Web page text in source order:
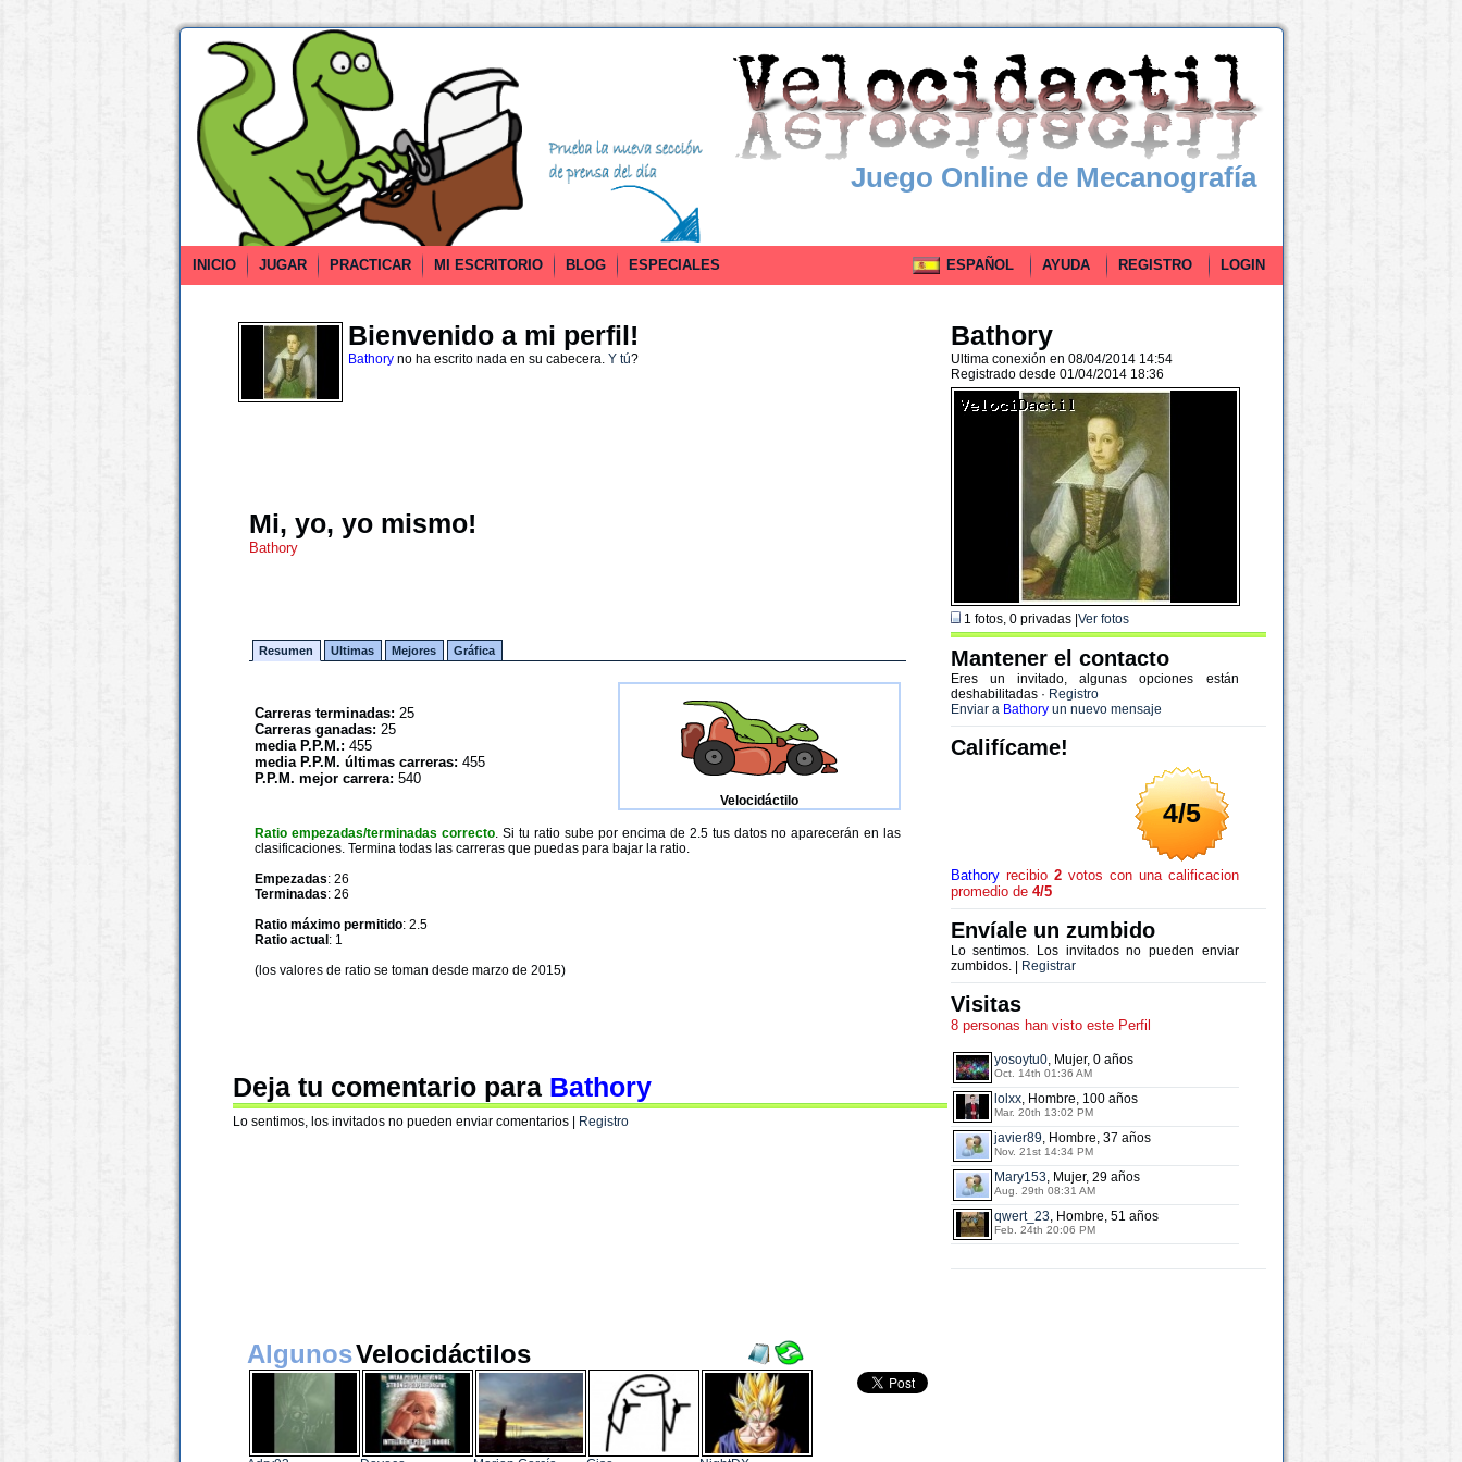
Juego Online de Mecanografía
INICIO JUGAR PRACTICAR MI ESCRITORIO BLOG ESPECIALES ESPAÑOL AYUDA REGISTRO LOGIN
Bienvenido a mi perfil!
Bathoryno ha escrito nada en su cabecera. Y tú?
Mi, yo, yo mismo!
Bathory
Resumen Ultimas Mejores Gráfica
Carreras terminadas: 25
Carreras ganadas: 25
media P.P.M.: 455
media P.P.M. últimas carreras: 455
P.P.M. mejor carrera: 540
Velocidáctilo
Ratio empezadas/terminadas correcto. Si tu ratio sube por encima de 2.5 tus datos no aparecerán en las
clasificaciones. Termina todas las carreras que puedas para bajar la ratio.
Empezadas: 26
Terminadas: 26
Ratio máximo permitido: 2.5
Ratio actual : 1
(los valores de ratio se toman desde marzo de 2015)
Deja tu comentario para Bathory
Lo sentimos, los invitados no pueden enviar comentarios | Registro
Bathory
Ultima conexión en 08/04/2014 14:54
Registrado desde 01/04/2014 18:36
1 fotos, 0 privadas | Ver fotos
Mantener el contacto
Eres un invitado, algunas opciones están
deshabilitadas · Registro
Enviar a Bathoryun nuevo mensaje
Califícame!
4/5
Bathoryrecibio 2votos con una calificacion
promedio de 4/5
Envíale un zumbido
Lo sentimos. Los invitados no pueden enviar
zumbidos. |
Registrar
Visitas
8 personas han visto este Perfil
yosoytu0, Mujer, 0 años
Oct. 14th 01:36 AM
lolxx, Hombre, 100 años
Mar. 20th 13:02 PM
javier89, Hombre, 37 años
Nov. 21st 14:34 PM
Mary153, Mujer, 29 años
Aug. 29th 08:31 AM
qwert_23, Hombre, 51 años
Feb. 24th 20:06 PM
AlgunosVelocidáctilos